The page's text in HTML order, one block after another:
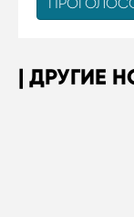
ДРУГИЕ